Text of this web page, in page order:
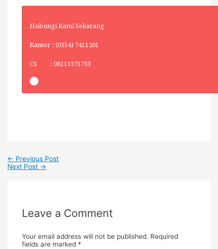
Hubungi Kami Sekarang
Kantor : (0354) 7411201
CS : 08113371733
← Previous Post
Next Post →
Leave a Comment
Your email address will not be published. Required
fields are marked *